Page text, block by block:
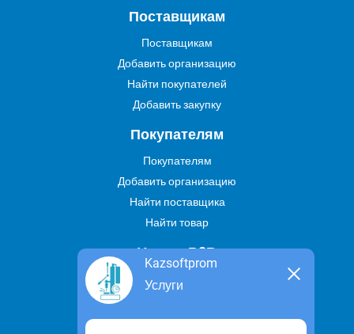
Kazsoftprom
Услуги
Поставщикам
Поставщикам
Добавить организацию
Найти покупателей
Добавить закупку
Покупателям
Покупателям
Добавить организацию
Найти поставщика
Найти товар
Услуги В2В
Найти услугу
Предложить свою услугу
Дропшиппинг